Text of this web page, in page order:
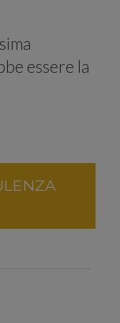
essere la